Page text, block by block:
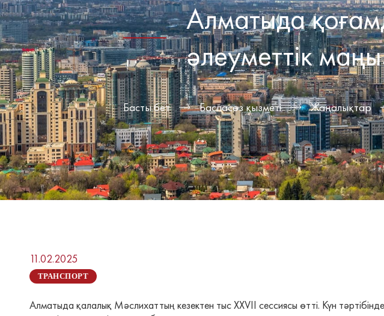
Алматыда
әлеуметтік
Басты бет Баспасөз қызметі Жаңалықтар
11.02.2025
ТРАНСПОРТ
Алматыда қалалық Мәслихаттың кезектен тыс XXVII сессиясы өтті. Күн